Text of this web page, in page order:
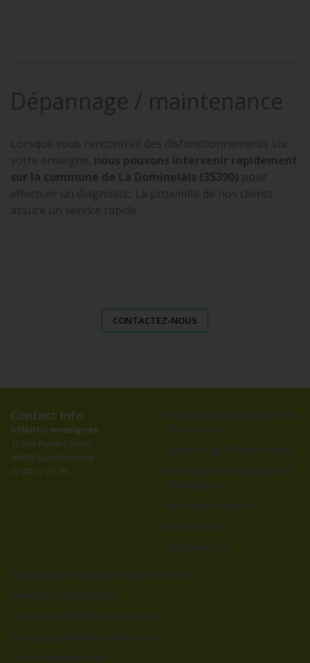
Dépannage / maintenance
Lorsque vous rencontrez des disfonctionnements sur
votre enseigne, nous pouvons intervenir rapidement
sur la commune de La Dominelais (35390) pour
effectuer un diagnostic. La proximité de nos clients
assure un service rapide.
CONTACTEZ-NOUS
Contact Info
Atlantic enseignes
15 rue René Cassin
44600 Saint-Nazaire
02 40 22 25 78
Banderoles publicitaires et
impressions
Dépannage / Maintenance
Fabrication et installation
d’enseignes
Lettrage bandeau
Lettres néon
Signalétique
Éclairage par silhouettage néon, LED
Enseigne double face
Lettres individuelles découpées
Marquage véhicule publicitaire
Totem signalétique